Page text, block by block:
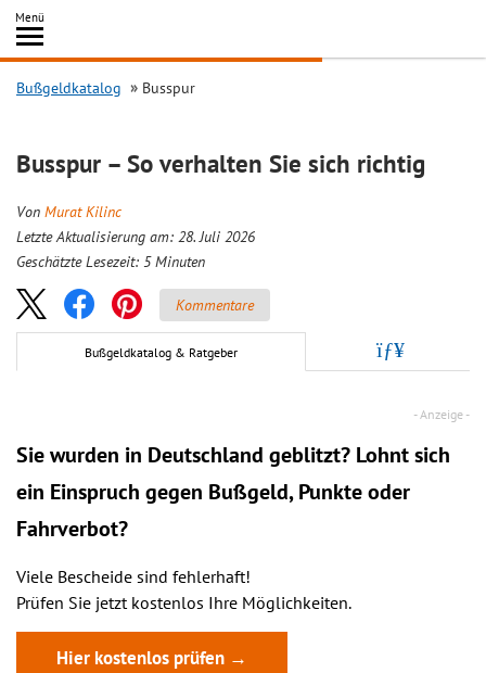
Inhalt
springen
Menü
Search
Bußgeldkatalog Busspur
Busspur – So verhalten Sie sich richtig
Von Murat Kilinc
Letzte Aktualisierung am: 28. Juli 2026
Geschätzte Lesezeit: 5 Minuten
Kommentare
Bußgeldkatalog & Ratgeber
Sie wurden in Deutschland geblitzt? Lohnt sich
ein Einspruch gegen Bußgeld, Punkte oder
Fahrverbot?
Viele Bescheide sind fehlerhaft!
Prüfen Sie jetzt kostenlos Ihre Möglichkeiten.
Hier kostenlos prüfen →